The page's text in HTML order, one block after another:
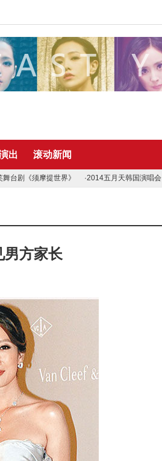
出 滚动新闻
台剧《须摩提世界》 ·2014五月天韩国演唱会
男方家长